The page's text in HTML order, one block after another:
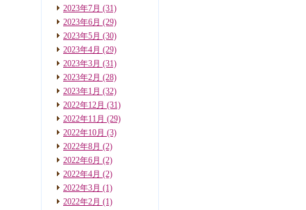
2023年7月 (31)
2023年6月 (29)
2023年5月 (30)
2023年4月 (29)
2023年3月 (31)
2023年2月 (28)
2023年1月 (32)
2022年12月 (31)
2022年11月 (29)
2022年10月 (3)
2022年8月 (2)
2022年6月 (2)
2022年4月 (2)
2022年3月 (1)
2022年2月 (1)